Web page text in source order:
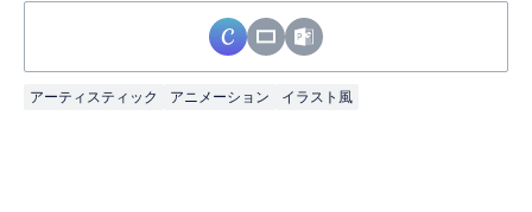
アーティスティック アニメーション イラスト風